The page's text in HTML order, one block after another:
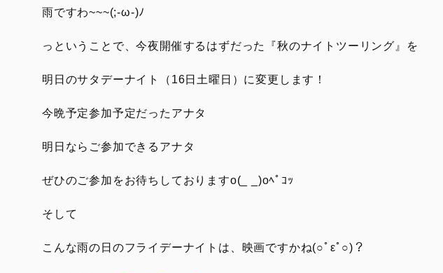
雨ですわ~~~(;-ω-)ﾉ
っということで、今夜開催するはずだった『秋のナイトツーリング』を
明日のサタデーナイト（16日土曜日）に変更します！
今晩予定参加予定だったアナタ
明日ならご参加できるアナタ
ぜひのご参加をお待ちしておりますo(_ _)oﾍﾟｺｯ
そして
こんな雨の日のフライデーナイトは、映画ですかね(○ﾟεﾟ○)？